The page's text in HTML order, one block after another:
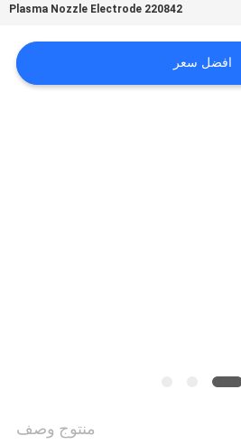
220842 Plasma Nozzle Electrode
افضل سعر
منتوج وصف